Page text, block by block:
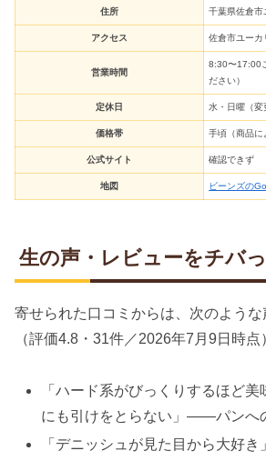
住所 千葉県佐倉市
アクセス 佐倉市ユーカ
営業時間
8:30〜17:00
ださい）
定休日 水・日曜（変
価格帯 手頃（商品に
公式サイト 確認できず
地図 ビーンズの
生の声・レビューをチバ
寄せられた口コミからは、次のよう
（評価4.8・31件／2026年7月9日時点
「ハード系がびっくりするほど
にも引けをとらない」——パンへ
「デニッシュが見た目から大好